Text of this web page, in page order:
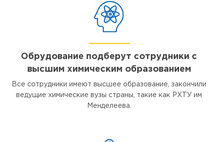
Обрудование подберут сотрудники с
высшим химическим образованием
Все сотрудники имеют высшее образование, закончили
ведущие химические вузы страны, такие как РХТУ им
Менделеева.